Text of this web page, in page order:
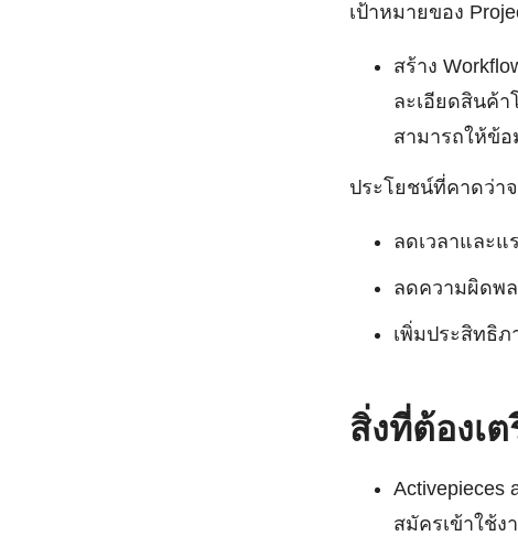
เป้าหมายของ
สร้าง
ละเอียดสินค้
สามารถให้ข้
ประโยชน์ที่คาดว่า
ลดเวลาและแ
ลดความผิดพ
เพิ่มประสิทธิ
สิ่งที่ต้องเ
Activepieces
สมัครเข้าใช้ง